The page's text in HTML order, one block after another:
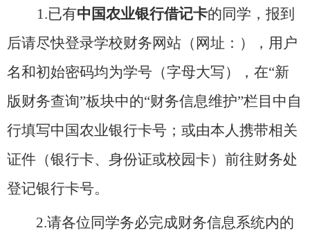
1.已有中国农业银行借记卡的同学，报到
后请尽快登录学校财务网站（网址：），用户
名和初始密码均为学号（字母大写），在“新
版财务查询”板块中的“财务信息维护”栏目中自
行填写中国农业银行卡号；或由本人携带相关
证件（银行卡、身份证或校园卡）前往财务处
登记银行卡号。
2.请各位同学务必完成财务信息系统内的